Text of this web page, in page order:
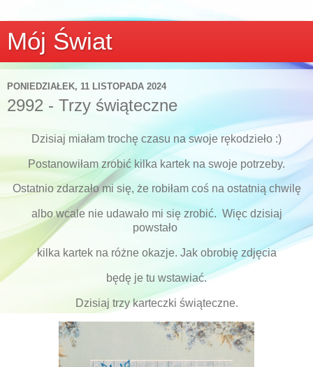
Mój Świat
PONIEDZIAŁEK, 11 LISTOPADA 2024
2992 - Trzy świąteczne
Dzisiaj miałam trochę czasu na swoje rękodzieło :)
Postanowiłam zrobić kilka kartek na swoje potrzeby.
Ostatnio zdarzało mi się, że robiłam coś na ostatnią chwilę
albo wcale nie udawało mi się zrobić. Więc dzisiaj
powstało
kilka kartek na różne okazje. Jak obrobię zdjęcia
będę je tu wstawiać.
Dzisiaj trzy karteczki świąteczne.